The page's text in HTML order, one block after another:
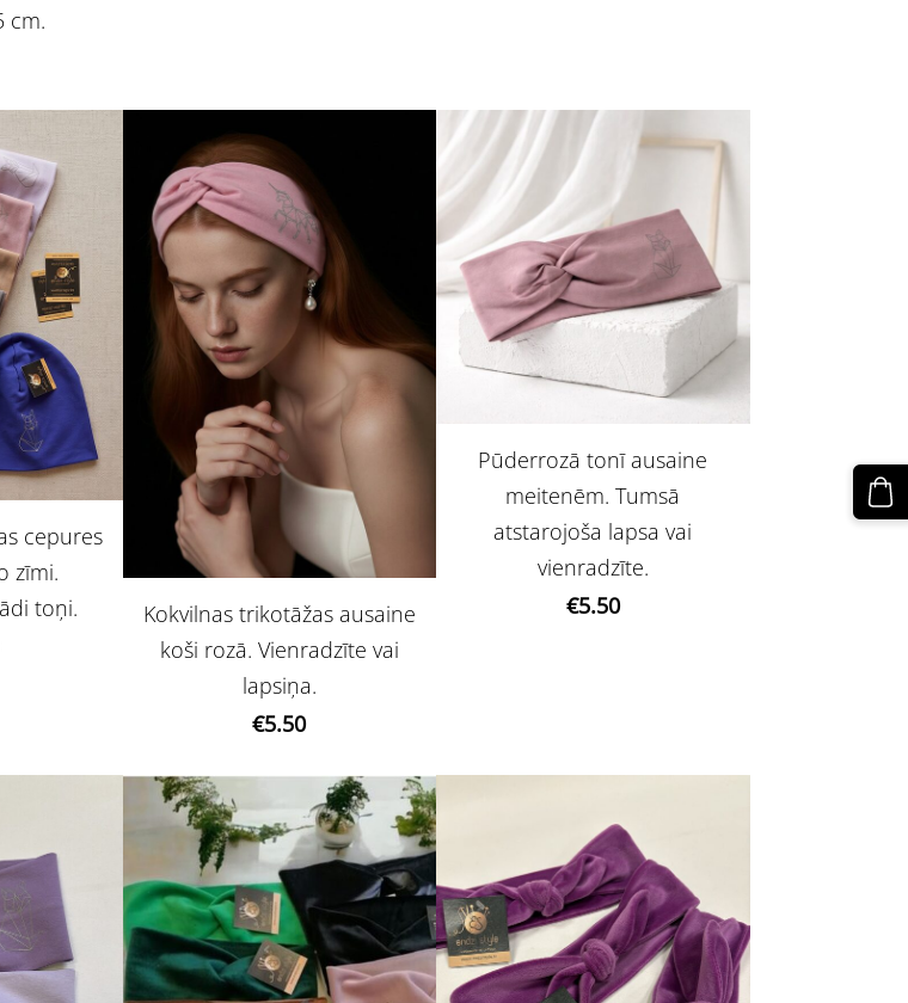
cm.
cepures
zīmi.
toņi.
Kokvilnas trikotāžas ausaine
koši rozā. Vienradzīte vai
lapsiņa.
€5.50
Pūderrozā tonī ausaine
meitenēm. Tumsā
atstarojoša lapsa vai
vienradzīte.
€5.50